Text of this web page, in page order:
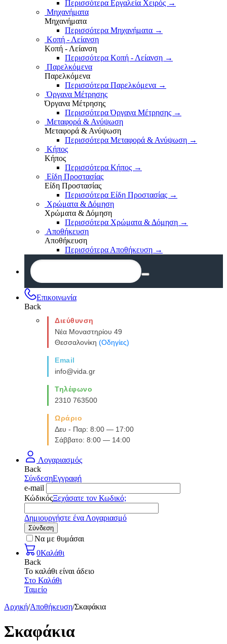
Περισσότερα Εργαλεία Χειρός →
Μηχανήματα
Μηχανήματα
Περισσότερα Μηχανήματα →
Κοπή - Λείανση
Κοπή - Λείανση
Περισσότερα Κοπή - Λείανση →
Παρελκόμενα
Παρελκόμενα
Περισσότερα Παρελκόμενα →
Όργανα Μέτρησης
Όργανα Μέτρησης
Περισσότερα Όργανα Μέτρησης →
Μεταφορά & Ανύψωση
Μεταφορά & Ανύψωση
Περισσότερα Μεταφορά & Ανύψωση →
Κήπος
Κήπος
Περισσότερα Κήπος →
Είδη Προστασίας
Είδη Προστασίας
Περισσότερα Είδη Προστασίας →
Χρώματα & Δόμηση
Χρώματα & Δόμηση
Περισσότερα Χρώματα & Δόμηση →
Αποθήκευση
Αποθήκευση
Περισσότερα Αποθήκευση →
Επικοινωνία
Back
Διεύθυνση
Νέα Μοναστηρίου 49
Θεσσαλονίκη (Οδηγίες)
Email
info@vida.gr
Τηλέφωνο
2310 763500
Ωράριο
Δευ - Παρ: 8:00 — 17:00
Σάββατο: 8:00 — 14:00
Λογαριασμός
Back
ΣύνδεσηΕγγραφή
e-mail
ΚώδικόςΞεχάσατε τον Κωδικό;
Δημιουργήστε ένα Λογαριασμό
Σύνδεση
Να με θυμάσαι
0Καλάθι
Back
Το καλάθι είναι άδειο
Στο Καλάθι
Ταμείο
Αρχική/Αποθήκευση/Σκαφάκια
Σκαφάκια